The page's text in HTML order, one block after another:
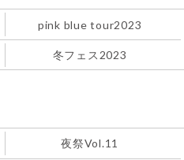
pink blue tour2023
冬フェス2023
夜祭Vol.11